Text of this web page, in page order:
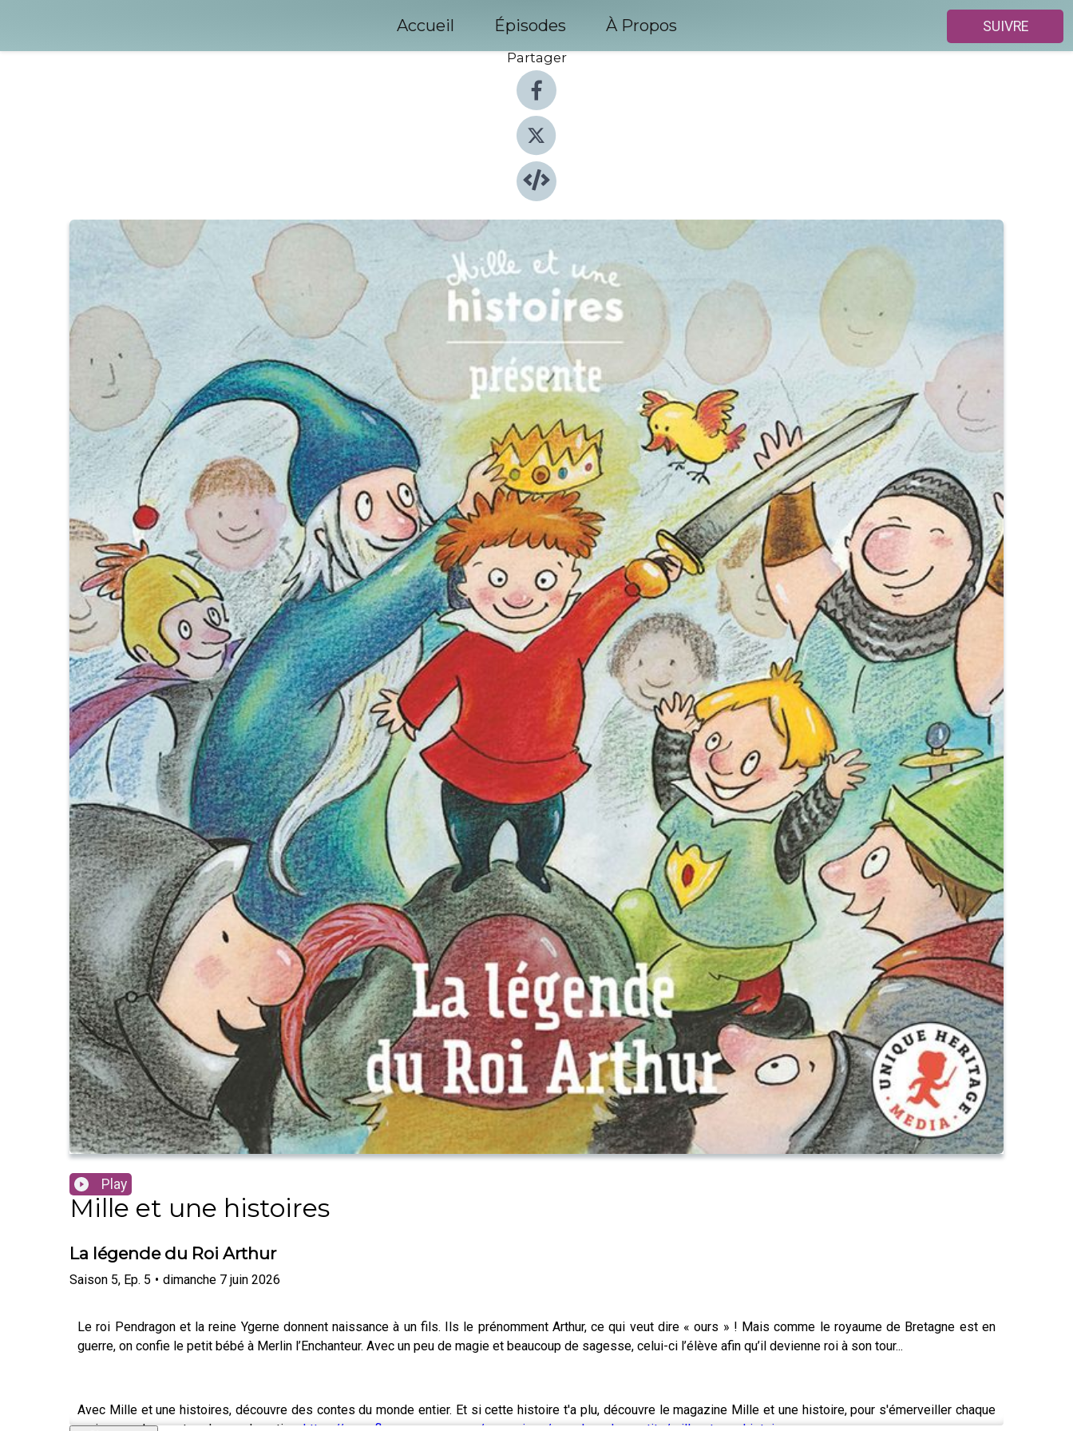
Accueil Épisodes À Propos
SUIVRE
Partager
Play
Mille et une histoires
La légende du Roi Arthur
Saison 5, Ep. 5 • dimanche 7 juin 2026
Le roi Pendragon et la reine Ygerne donnent naissance à un fils. Ils le prénomment Arthur, ce qui veut dire « ours » ! Mais comme le royaume de Bretagne est en
guerre, on confie le petit bébé à Merlin l’Enchanteur. Avec un peu de magie et beaucoup de sagesse, celui-ci l’élève afin qu’il devienne roi à son tour...
Avec Mille et une histoires, découvre des contes du monde entier. Et si cette histoire t'a plu, découvre le magazine Mille et une histoire, pour s'émerveiller chaque